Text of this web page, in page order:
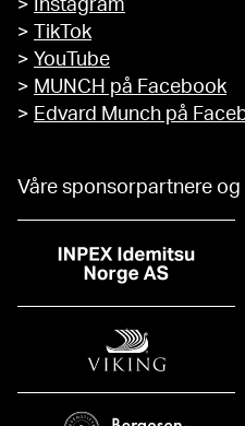
>
Instagram
>
TikTok
> YouTube
> MUNCH på Facebook
> Edvard Munch på
Våre sponsorpartnere